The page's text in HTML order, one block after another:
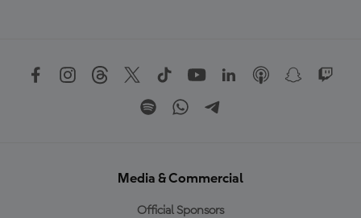
Media & Commercial
Official Sponsors